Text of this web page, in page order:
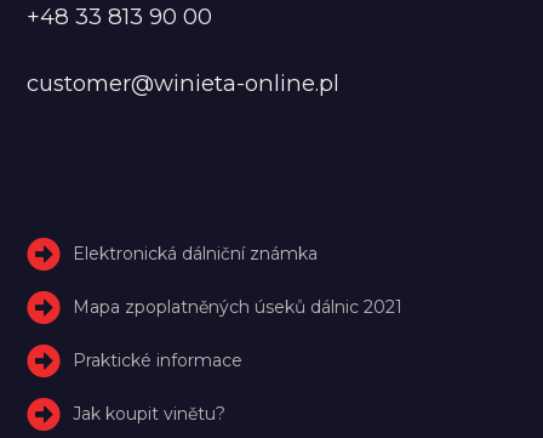
+48 33 813 90 00
customer@winieta-online.pl
Elektronická dálniční známka
Mapa zpoplatněných úseků dálnic 2021
Praktické informace
Jak koupit vinětu?